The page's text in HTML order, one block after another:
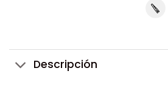
Descripción